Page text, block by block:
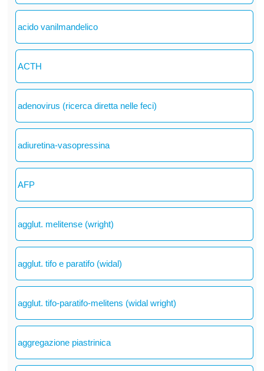
acido vanilmandelico
ACTH
adenovirus (ricerca diretta nelle feci)
adiuretina-vasopressina
AFP
agglut. melitense (wright)
agglut. tifo e paratifo (widal)
agglut. tifo-paratifo-melitens (widal wright)
aggregazione piastrinica